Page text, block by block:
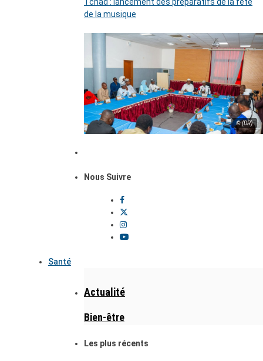
de la musique
© (DR)
Nous Suivre
Santé
Actualité
Bien-être
Les plus récents